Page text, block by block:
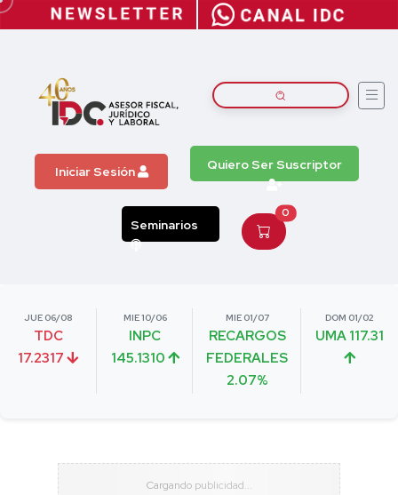
Iniciar Sesión Quiero Ser Suscriptor
Seminarios
0
JUE 06/08
TDC
17.2317
MIE 10/06
INPC
145.1310
MIE 01/07
RECARGOS
FEDERALES
2.07%
DOM 01/02
UMA 117.31